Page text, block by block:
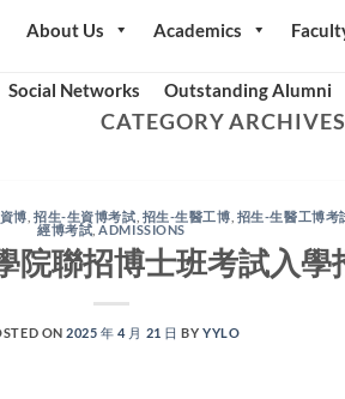
About Us Academics
Social Networks Outstanding Alumni
CATEGORY
博 ,招生-生資博考試 招生-生醫工博 招生-生醫工博考
經博考試 ,ADMISSIONS
院聯招博士班考試入
ON2025 年 4 月 21 日 BY YYLO